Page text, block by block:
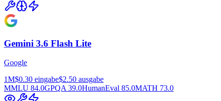
Gemini 3.6 Flash Lite
Google
1M$0.30 eingabe$2.50 ausgabe
MMLU 84.0GPQA 39.0HumanEval 85.0MATH 73.0